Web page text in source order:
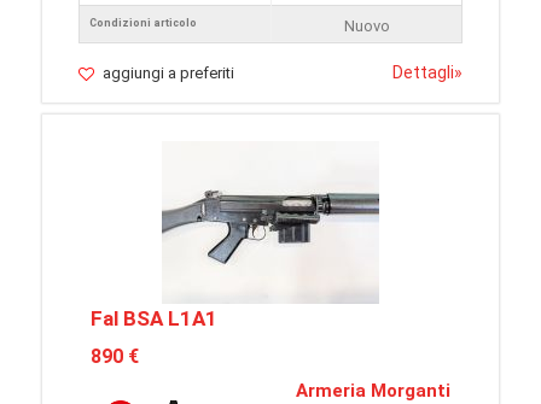
Condizioni articolo
Nuovo
aggiungi a preferiti Dettagli»
Fal BSA L1A1
890 €
Armeria Morganti